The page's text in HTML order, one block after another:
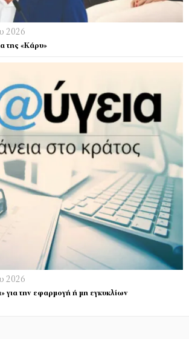
2026
της «Κάρυ»
2026
για την εφαρμογή ή μη εγκυκλίων